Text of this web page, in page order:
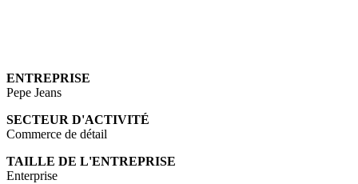
ENTREPRISE
Pepe Jeans
SECTEUR D'ACTIVITÉ
Commerce de détail
TAILLE DE L'ENTREPRISE
Enterprise